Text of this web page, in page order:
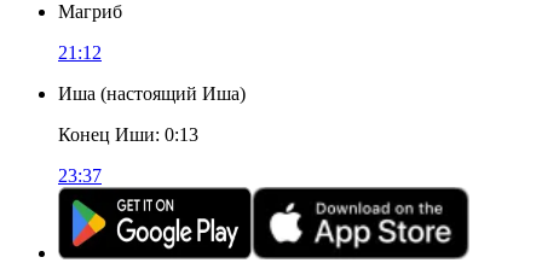
Магриб
21:12
Иша (настоящий Иша)
Конец Иши: 0:13
23:37